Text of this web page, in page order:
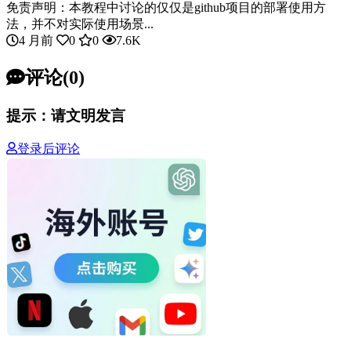
免责声明：本教程中讨论的仅仅是github项目的部署使用方
法，并不对实际使用场景...
4 月前
0 0 7.6K
评论(0)
提示：请文明发言
登录后评论